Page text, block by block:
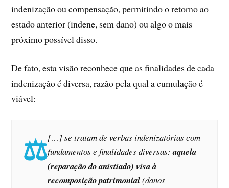
indenização ou compensação, permitindo o retorno ao
estado anterior (indene, sem dano) ou algo o mais
próximo possível disso.
De fato, esta visão reconhece que as finalidades de cada
indenização é diversa, razão pela qual a cumulação é
viável:
[…] se tratam de verbas indenizatórias com
fundamentos e finalidades diversas:aquela
(reparação do anistiado) visa à
recomposição patrimonial(danos